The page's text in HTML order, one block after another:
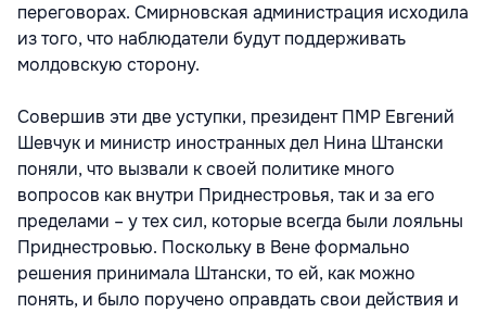
переговорах. Смирновская администрация исходила
из того, что наблюдатели будут поддерживать
молдовскую сторону.
Совершив эти две уступки, президент ПМР Евгений
Шевчук и министр иностранных дел Нина Штански
поняли, что вызвали к своей политике много
вопросов как внутри Приднестровья, так и за его
пределами – у тех сил, которые всегда были лояльны
Приднестровью. Поскольку в Вене формально
решения принимала Штански, то ей, как можно
понять, и было поручено оправдать свои действия и